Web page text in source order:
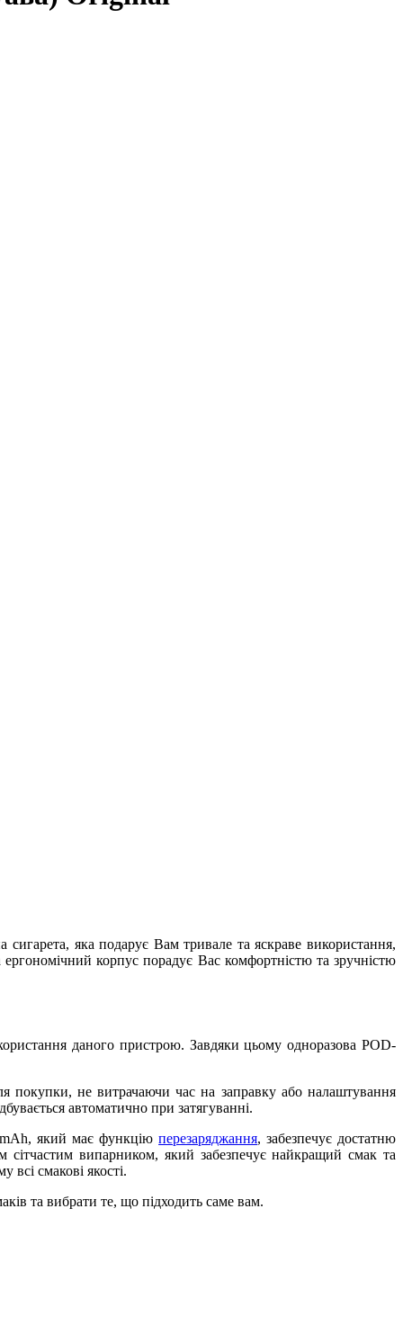
сигарета, яка подарує Вам тривале та яскраве використання,
корпус порадує Вас комфортністю та зручністю
даного пристрою. Завдяки цьому одноразова POD-
покупки, не витрачаючи час на заправку або налаштування
автоматично при затягуванні.
mAh, який має функціюперезаряджання, забезпечує достатню
випарником, який забезпечує найкращий смак та
смакові якості.
та вибрати те, що підходить саме вам.